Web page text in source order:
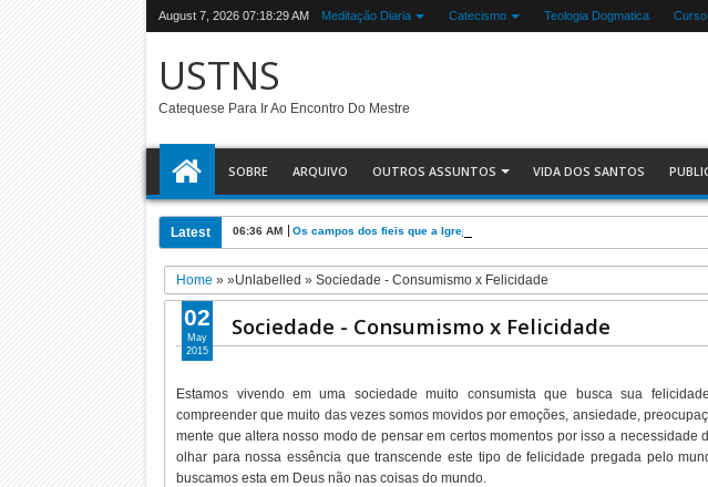
August 7, 2026 07:18:30 AM Meditação Diaria Catecismo Teologia Dogmatica
USTNS
Catequese Para Ir Ao Encontro Do Mestre
SOBRE ARQUIVO OUTROS ASSUNTOS VIDA DOS SANTOS
Latest 06:36 AM Os campos dos fieis que a Igreja trabalha
Home » »Unlabelled »Sociedade - Consumismo x Felicidade
Sociedade - Consumismo x Felicidade
Estamos vivendo em uma sociedade muito consumista que busca sua
compreender que muito das vezes somos movidos por emoções, ansiedade,
mente que altera nosso modo de pensar em certos momentos por isso a necessidade
olhar para nossa essência que transcende este tipo de felicidade pregada pelo
buscamos esta em Deus não nas coisas do mundo.
02
May
2015